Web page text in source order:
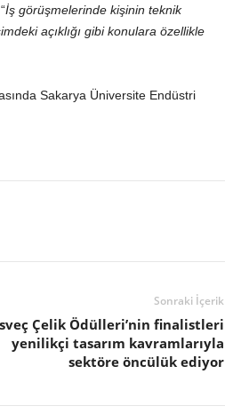
İş görüşmelerinde kişinin teknik
açıklığı gibi konulara özellikle
Sakarya Üniversite Endüstri
Sonraki İçerik
Çelik Ödülleri’nin finalistleri
yenilikçi tasarım kavramlarıyla
sektöre öncülük ediyor